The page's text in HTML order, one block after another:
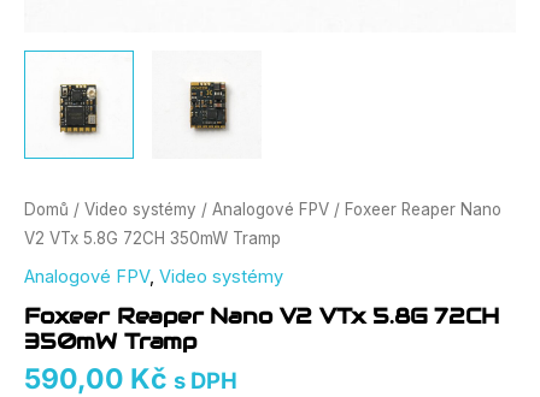
Domů / Video systémy / Analogové FPV / Foxeer Reaper Nano
V2 VTx 5.8G 72CH 350mW Tramp
Analogové FPV, Video systémy
Foxeer Reaper Nano V2 VTx 5.8G 72CH
350mW Tramp
590,00 Kč s DPH